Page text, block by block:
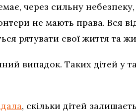
через сильну
не мають права. Вся
рятувати свої життя та
випадок. Таких дітей у
, скільки дітей